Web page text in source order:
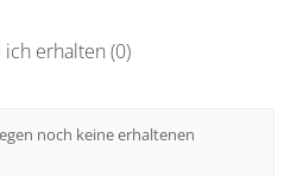
erhalten (0)
noch keine erhaltenen